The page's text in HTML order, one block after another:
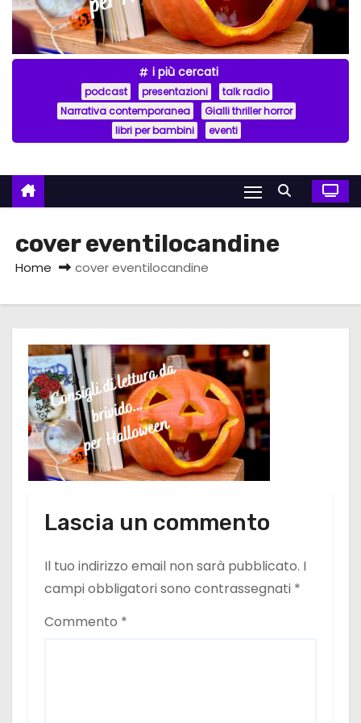
i più cercati
podcast presentazioni
talk radio
Narrativa contemporanea
Gialli thriller horror
libri per bambini
eventi
cover eventilocandine
Home cover eventilocandine
Lascia un commento
Il tuo indirizzo email non sarà pubblicato. I
campi obbligatori sono contrassegnati *
Commento *